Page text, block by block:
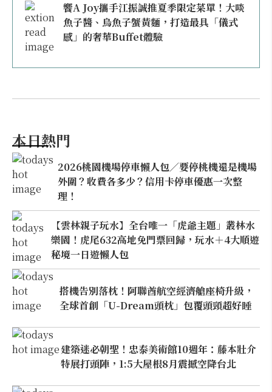
饗A Joy攜手江振誠推夏季限定菜單！大啖
魚子醬、烏魚子蟹黃麵，打造最具「儀式
感」的奢華Buffet體驗
本日熱門
2026桃園機場停車懶人包／要停桃機還是機場
外圍？收費各多少？信用卡停車優惠一次整
理！
【雲林親子玩水】全台唯一「虎爺主題」叢林水
樂園！虎尾632高地免門票回歸，玩水＋4大順遊
秘境一日遊懶人包
搭機告別落枕！阿聯酋航空經濟艙座椅升級，
全球首創「U-Dream頭枕」包覆頭頸超好睡
建築迷必朝聖！忠泰美術館10週年：藤本壯介
特展打頭陣，1:5大屋根8月震撼空降台北